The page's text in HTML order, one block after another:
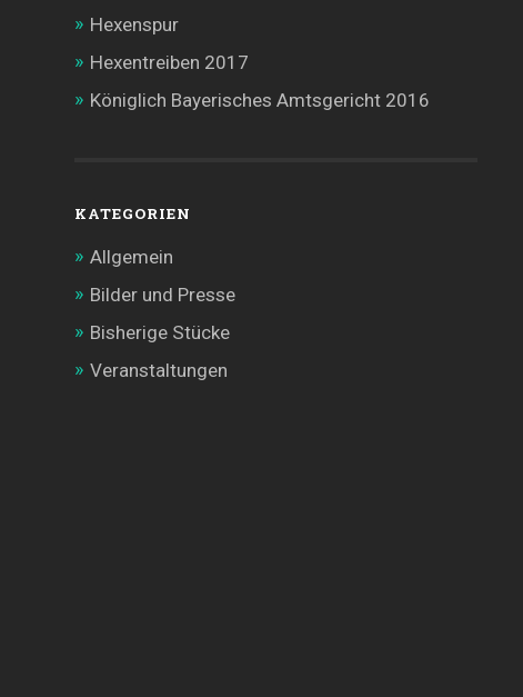
Hexenspur
Hexentreiben 2017
Königlich Bayerisches Amtsgericht 2016
KATEGORIEN
Allgemein
Bilder und Presse
Bisherige Stücke
Veranstaltungen